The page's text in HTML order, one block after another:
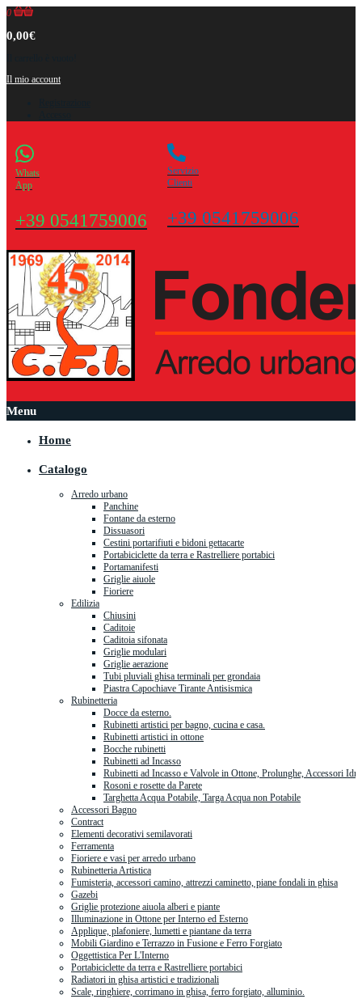
0
0,00€
Il mio account
Servizio
Clienti
+39 0541759006
Whats
App
+39 0541759006
Menu
Home
Catalogo
Arredo urbano
Panchine
Fontane da esterno
Dissuasori
Cestini portarifiuti e bidoni gettacarte
Portabiciclette da terra e Rastrelliere portabici
Portamanifesti
Griglie aiuole
Fioriere
Edilizia
Chiusini
Caditoie
Caditoia sifonata
Griglie modulari
Griglie aerazione
Tubi pluviali ghisa terminali per grondaia
Piastra Capochiave Tirante Antisismica
Rubinetteria
Docce da esterno.
Rubinetti artistici per bagno, cucina e casa.
Rubinetti artistici in ottone
Bocche rubinetti
Rubinetti ad Incasso
Rubinetti ad Incasso e Valvole in Ottone, Prolunghe, Accessori
Rosoni e rosette da Parete
Targhetta Acqua Potabile, Targa Acqua non Potabile
Accessori Bagno
Contract
Elementi decorativi semilavorati
Ferramenta
Fioriere e vasi per arredo urbano
Rubinetteria Artistica
Fumisteria, accessori camino, attrezzi caminetto, piane fondali in ghisa
Gazebi
Griglie protezione aiuola alberi e piante
Illuminazione in Ottone per Interno ed Esterno
Applique, plafoniere, lumetti e piantane da terra
Mobili Giardino e Terrazzo in Fusione e Ferro Forgiato
Oggettistica Per L'Interno
Portabiciclette da terra e Rastrelliere portabici
Radiatori in ghisa artistici e tradizionali
Scale, ringhiere, corrimano in ghisa, ferro forgiato, alluminio.